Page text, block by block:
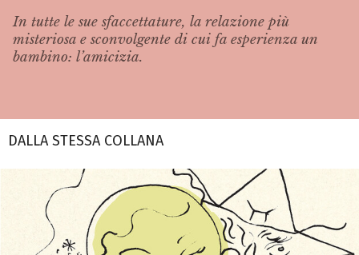
In tutte le sue sfaccettature, la relazione più
misteriosa e sconvolgente di cui fa esperienza un
bambino: l’amicizia.
DALLA STESSA COLLANA